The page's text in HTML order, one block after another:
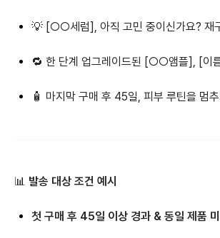
💡 [○○세럼], 아직 고민 중이신가요? 재
🔁 한 단계 업그레이드된 [○○앰플], [이
🧴 마지막 구매 후 45일, 피부 루틴을 멈
📊 발송 대상 조건 예시
첫 구매 후 45일 이상 경과 & 동일 제품